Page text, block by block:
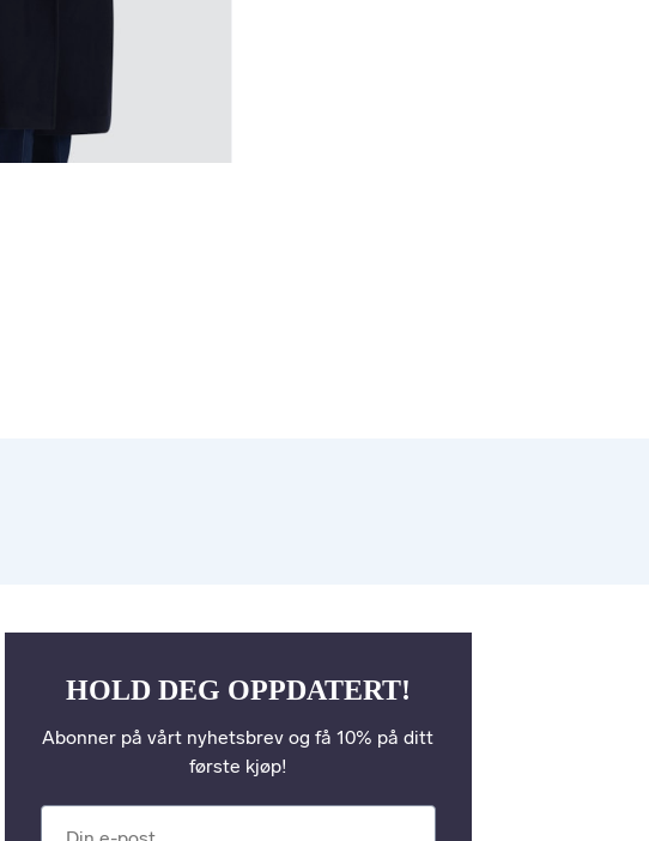
HOLD DEG OPPDATERT!
Abonner på vårt nyhetsbrev og få 10% på ditt
første kjøp!